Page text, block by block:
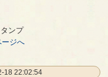
ンプ
ージへ
18 22:02:54